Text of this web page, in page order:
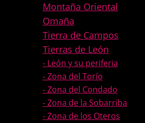
Montaña Oriental
Omaña
Tierra de Campos
Tierras de León
- León y su periferia
- Zona del Torío
- Zona del Condado
- Zona de la Sobarriba
- Zona de los Oteros